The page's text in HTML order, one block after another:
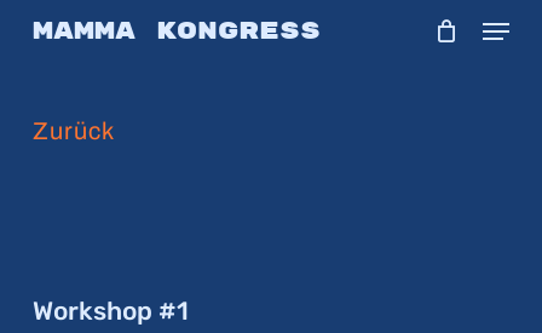
Skip
content
Mamma Kongress Menu
Zurück
Workshop #1